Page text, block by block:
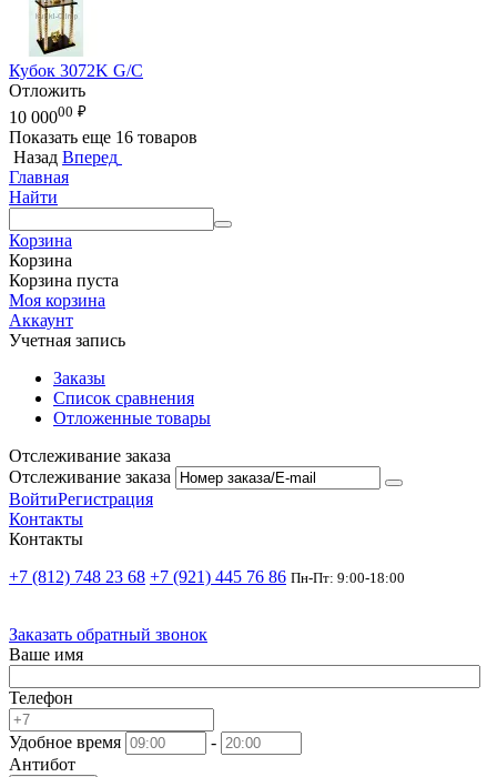
Кубок 3072K G/C
Отложить
10 00000 ₽
Показать еще 16 товаров
Назад Вперед
Главная
Найти
Корзина
Корзина
Корзина пуста
Моя корзина
Аккаунт
Учетная запись
Заказы
Список сравнения
Отложенные товары
Отслеживание заказа
Отслеживание заказа
ВойтиРегистрация
Контакты
Контакты
+7 (812) 748 23 68 +7 (921) 445 76 86 Пн-Пт: 9:00-18:00
Заказать обратный звонок
Ваше имя
Телефон
Удобное время
-
Антибот